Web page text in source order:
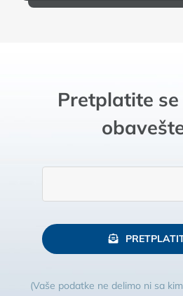
Pretplatite
(Vaše podatke ne delimo ni sa